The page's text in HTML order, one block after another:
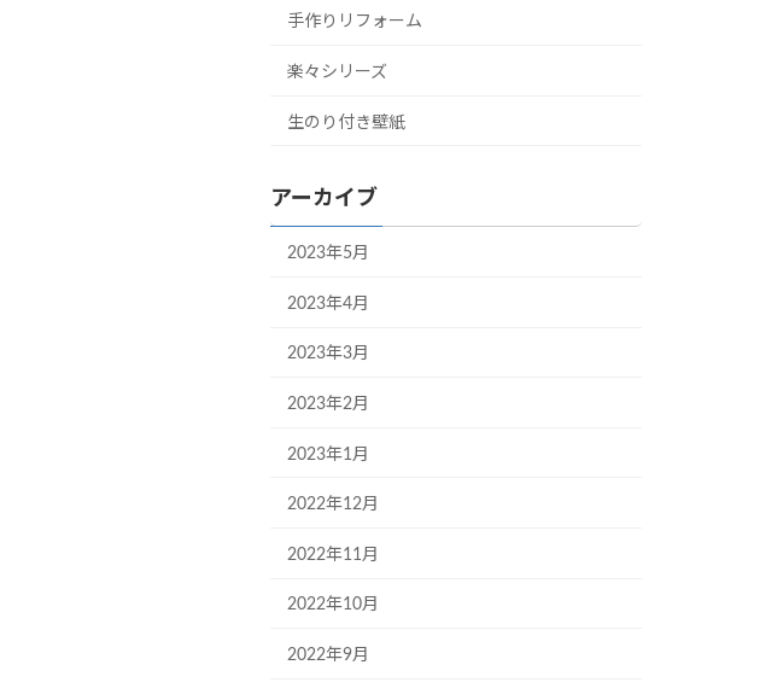
手作りリフォーム
楽々シリーズ
生のり付き壁紙
アーカイブ
2023年5月
2023年4月
2023年3月
2023年2月
2023年1月
2022年12月
2022年11月
2022年10月
2022年9月